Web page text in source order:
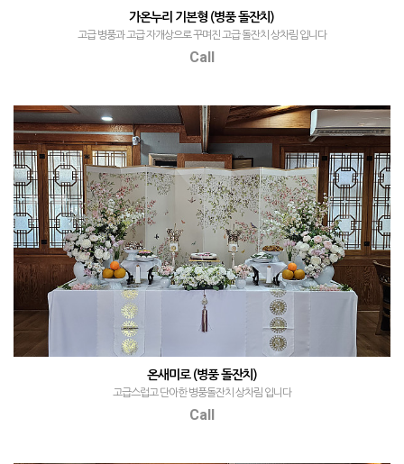
가온누리 기본형 (병풍 돌잔치)
고급 병풍과 고급 자개상으로 꾸며진 고급 돌잔치 상차림 입니다
Call
온새미로 (병풍 돌잔치)
고급스럽고 단아한 병풍돌잔치 상차림 입니다
Call